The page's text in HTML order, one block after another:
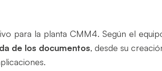
para la planta CMM4. Según el
de los documentos, desde su